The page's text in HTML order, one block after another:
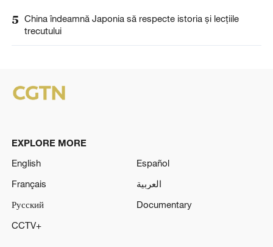
5 China îndeamnă Japonia să respecte istoria și lecțiile
trecutului
EXPLORE MORE
English
Español
Français
العربية
Русский
Documentary
CCTV+